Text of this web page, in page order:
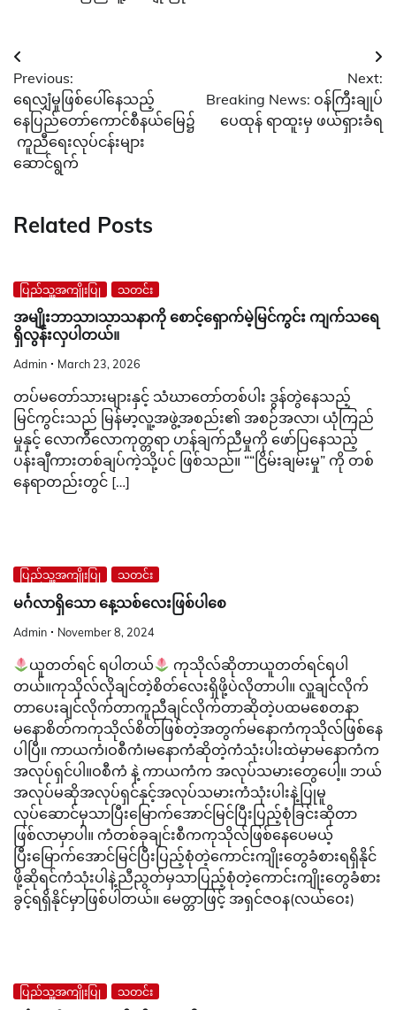
Post
navigation
Previous:
ရေလျှံမှုဖြစ်ပေါ်နေသည့်
နေပြည်တော်ကောင်စီနယ်မြေ၌
ကူညီရေးလုပ်ငန်းများ
ဆောင်ရွက်
Next:
Breaking News: ဝန်ကြီးချုပ်
ပေထုန် ရာထူးမှ ဖယ်ရှားခံရ
Related Posts
ပြည်သူ့အကျိုးပြု သတင်း
အမျိုးဘာသာ၊သာသနာကို စောင့်ရှောက်မဲ့မြင်ကွင်း ကျက်သရေ
ရှိလွန်းလှပါတယ်။
Admin March 23, 2026
တပ်မတော်သားများနှင့် သံဃာတော်တစ်ပါး ဒွန်တွဲနေသည့်
မြင်ကွင်းသည် မြန်မာ့လူ့အဖွဲ့အစည်း၏ အစဉ်အလာ၊ ယုံကြည်
မှုနှင့် လောကီလောကုတ္တရာ ဟန်ချက်ညီမှုကို ဖော်ပြနေသည့်
ပန်းချီကားတစ်ချပ်ကဲ့သို့ပင် ဖြစ်သည်။ ““ငြိမ်းချမ်းမှု” ကို တစ်
နေရာတည်းတွင် […]
ပြည်သူ့အကျိုးပြု သတင်း
မင်္ဂလာရှိသော နေ့သစ်လေးဖြစ်ပါစေ
Admin November 8, 2024
ယူတတ်ရင် ရပါတယ်
ကုသိုလ်ဆိုတာယူတတ်ရင်ရပါ
တယ်။ကုသိုလ်လိုချင်တဲ့စိတ်လေးရှိဖို့ပဲလိုတာပါ။ လှူချင်လိုက်
တာပေးချင်လိုက်တာကူညီချင်လိုက်တာဆိုတဲ့ပထမစေတနာ
မနောစိတ်ကကုသိုလ်စိတ်ဖြစ်တဲ့အတွက်မနောကံကုသိုလ်ဖြစ်နေ
ပါပြီ။ ကာယကံ၊ဝစီကံ၊မနောကံဆိုတဲ့ကံသုံးပါးထဲမှာမနောကံက
အလုပ်ရှင်ပါ။ဝစီကံ နဲ့ ကာယကံက အလုပ်သမားတွေပေါ့။ ဘယ်
အလုပ်မဆိုအလုပ်ရှင်နှင့်အလုပ်သမားကံသုံးပါးနဲ့ပြုမူ
လုပ်ဆောင်မှသာပြီးမြောက်အောင်မြင်ပြီးပြည့်စုံခြင်းဆိုတာ
ဖြစ်လာမှာပါ။ ကံတစ်ခုချင်းစီကကုသိုလ်ဖြစ်နေပေမယ့်
ပြီးမြောက်အောင်မြင်ပြီးပြည့်စုံတဲ့ကောင်းကျိုးတွေခံစားရရှိနိုင်
ဖို့ဆိုရင်ကံသုံးပါနဲ့ညီညွတ်မှသာပြည့်စုံတဲ့ကောင်းကျိုးတွေခံစား
ခွင့်ရရှိနိုင်မှာဖြစ်ပါတယ်။ မေတ္တာဖြင့် အရှင်ဇဝန(လယ်ဝေး)
ပြည်သူ့အကျိုးပြု သတင်း